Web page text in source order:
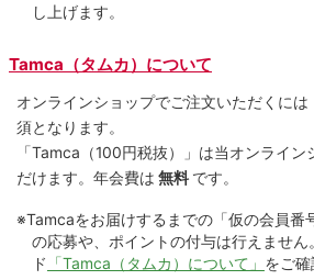
し上げます。
Tamca（タムカ）について
オンラインショップでご注⽂いただくに
須となります。
「Tamca （100円税抜）
」は当オンライ
だけます。 年会費は 無料 です。
※Tamcaをお届けするまでの「仮の会員番
の応募や、ポイントの付与は⾏えません
ド 「Tamca（タムカ）について」 をご確